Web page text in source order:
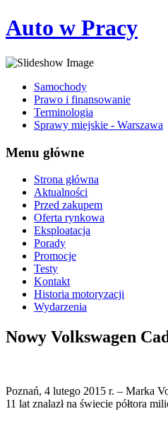
Auto w Pracy
Samochody
Prawo i finansowanie
Terminologia
Sprawy miejskie - Warszawa
Menu główne
Strona główna
Aktualności
Przed zakupem
Oferta rynkowa
Eksploatacja
Porady
Promocje
Testy
Kontakt
Historia motoryzacji
Wydarzenia
Nowy Volkswagen
Poznań, 4 lutego 2015 r. – Marka
11 lat znalazł na świecie półtora